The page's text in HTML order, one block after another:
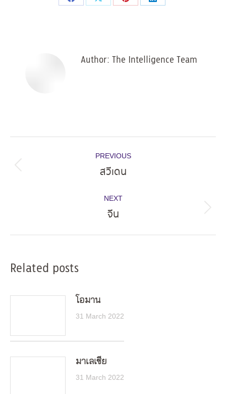
Share
Share
Share
Share
Author: The Intelligence Team
navigation
PREVIOUS
Previous
สวีเดน
NEXT
Next
จีน
Related posts
โอมาน
31 March 2022
มาเลเซีย
31 March 2022